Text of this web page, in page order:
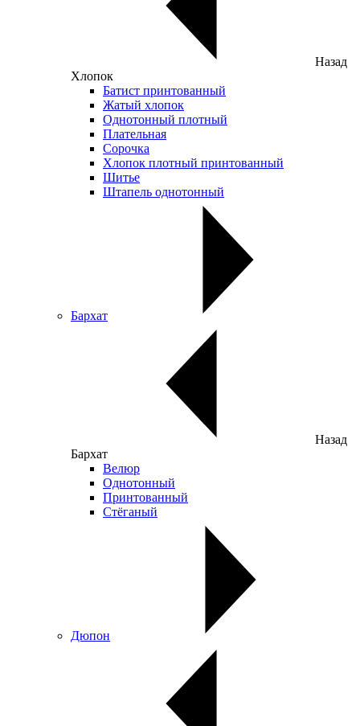
Назад
Хлопок
Батист принтованный
Жатый хлопок
Однотонный плотный
Плательная
Сорочка
Хлопок плотный принтованный
Шитье
Штапель однотонный
Бархат
Назад
Бархат
Велюр
Однотонный
Принтованный
Стёганый
Дюпон